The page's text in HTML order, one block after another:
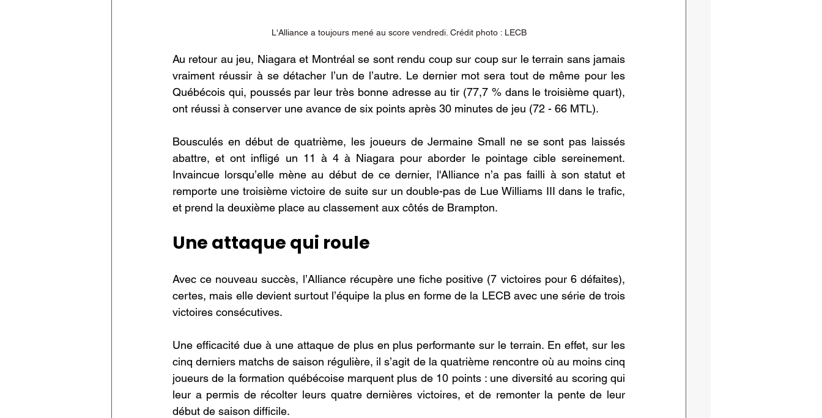
L'Alliance a toujours mené au score vendredi. Crédit photo : LECB
Au retour au jeu, Niagara et Montréal se sont rendu coup sur coup sur le terrain sans jamais
vraiment réussir à se détacher l’un de l’autre. Le dernier mot sera tout de même pour les
Québécois qui, poussés par leur très bonne adresse au tir (77,7 % dans le troisième quart),
ont réussi à conserver une avance de six points après 30 minutes de jeu (72 - 66 MTL).
Bousculés en début de quatrième, les joueurs de Jermaine Small ne se sont pas laissés
abattre, et ont infligé un 11 à 4 à Niagara pour aborder le pointage cible sereinement.
Invaincue lorsqu’elle mène au début de ce dernier, l'Alliance n’a pas failli à son statut et
remporte une troisième victoire de suite sur un double-pas de Lue Williams III dans le trafic,
et prend la deuxième place au classement aux côtés de Brampton.
Une attaque qui roule
Avec ce nouveau succès, l’Alliance récupère une fiche positive (7 victoires pour 6 défaites),
certes, mais elle devient surtout l’équipe la plus en forme de la LECB avec une série de trois
victoires consécutives.
Une efficacité due à une attaque de plus en plus performante sur le terrain. En effet, sur les
cinq derniers matchs de saison régulière, il s’agit de la quatrième rencontre où au moins cinq
joueurs de la formation québécoise marquent plus de 10 points : une diversité au scoring qui
leur a permis de récolter leurs quatre dernières victoires, et de remonter la pente de leur
début de saison difficile.